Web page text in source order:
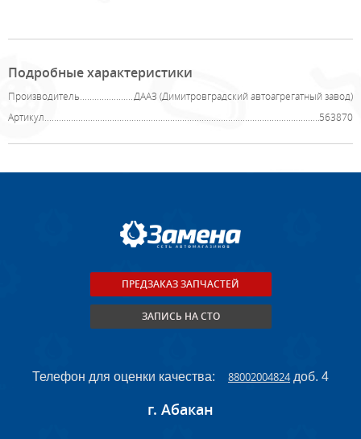
Подробные характеристики
Производитель
ДААЗ (Димитровградский автоагрегатный завод)
Артикул
563870
ПРЕДЗАКАЗ ЗАПЧАСТЕЙ
ЗАПИСЬ НА СТО
Телефон для оценки качества: 88002004824доб. 4
г. Абакан